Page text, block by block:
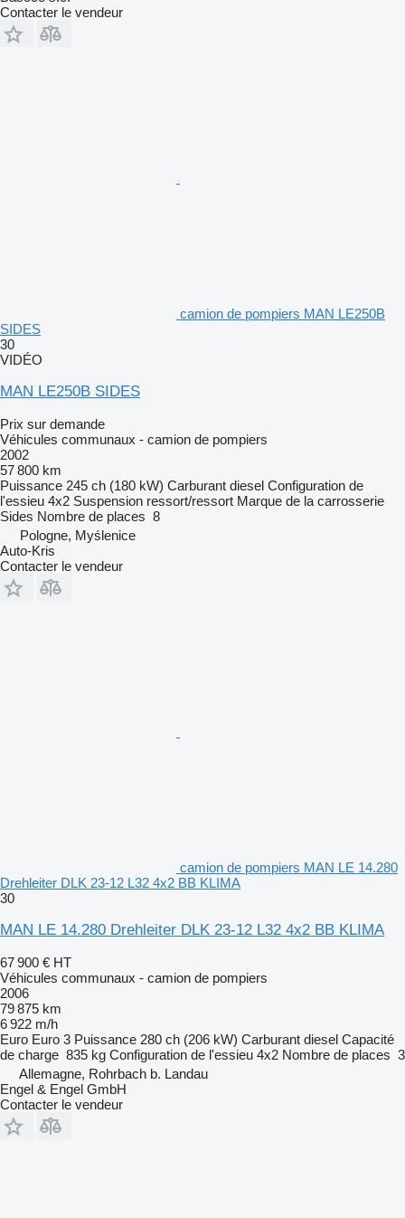
Contacter le vendeur
camion de pompiers MAN LE250B
SIDES
30
VIDÉO
MAN LE250B SIDES
Prix sur demande
Véhicules communaux - camion de pompiers
2002
57 800 km
Puissance 245 ch (180 kW) Carburant diesel Configuration de
l'essieu 4x2 Suspension ressort/ressort Marque de la carrosserie
Sides Nombre de places 8
Pologne, Myślenice
Auto-Kris
Contacter le vendeur
camion de pompiers MAN LE 14.280
Drehleiter DLK 23-12 L32 4x2 BB KLIMA
30
MAN LE 14.280 Drehleiter DLK 23-12 L32 4x2 BB KLIMA
67 900 € HT
Véhicules communaux - camion de pompiers
2006
79 875 km
6 922 m/h
Euro Euro 3 Puissance 280 ch (206 kW) Carburant diesel Capacité
de charge 835 kg Configuration de l'essieu 4x2 Nombre de places 3
Allemagne, Rohrbach b. Landau
Engel & Engel GmbH
Contacter le vendeur